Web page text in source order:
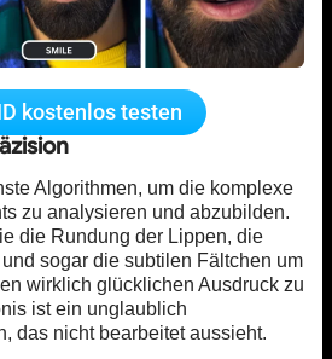
kostenlos testen
Algorithmen, um die komplexe
zu analysieren und abzubilden.
die Rundung der Lippen, die
sogar die subtilen Fältchen um
wirklich glücklichen Ausdruck zu
ist ein unglaublich
das nicht bearbeitet aussieht.